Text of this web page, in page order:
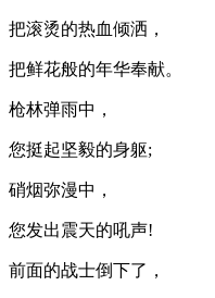
把滚烫的热血倾洒，
把鲜花般的年华奉献。
枪林弹雨中，
您挺起坚毅的身躯;
硝烟弥漫中，
您发出震天的吼声!
前面的战士倒下了，